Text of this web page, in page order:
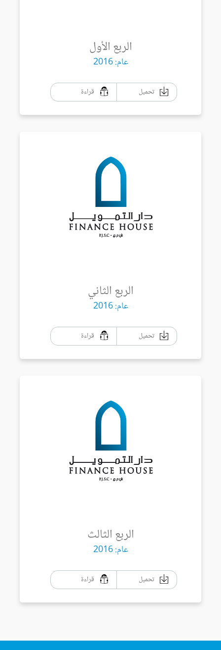
الربع الأول
عام: 2016
تحميل قراءة
الربع الثاني
عام: 2016
تحميل قراءة
الربع الثالث
عام: 2016
تحميل قراءة